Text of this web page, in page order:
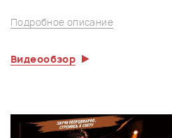
Подробное описание
Видеообзор